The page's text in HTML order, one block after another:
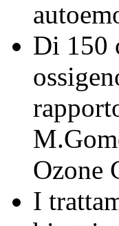
Di 150
Ozone
I